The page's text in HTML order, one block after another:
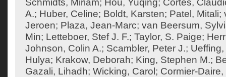
Schmidts, Miriam; Hou, Yuqing; Cortés,
A.; Huber, Celine; Boldt, Karsten; Patel, Mitali;
Jeroen; Plaza, Jean-Marc; van Beersum,
Min; Letteboer, Stef J. F.; Taylor, S. Paige;
Johnson, Colin A.; Scambler, Peter J.;
Hulya; Krakow, Deborah; King, Stephen M.;
Gazali, Lihadh; Wicking, Carol ; Cormier-Daire,